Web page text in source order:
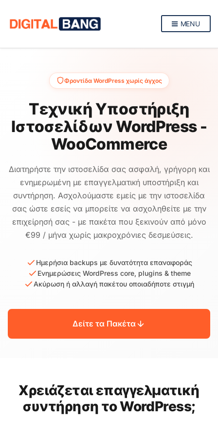
MENU
Φροντίδα WordPress χωρίς άγχος
Τεχνική Υποστήριξη
Ιστοσελίδων WordPress -
WooCommerce
Διατηρήστε την ιστοσελίδα σας ασφαλή, γρήγορη και
ενημερωμένη με επαγγελματική υποστήριξη και
συντήρηση. Ασχολούμαστε εμείς με την ιστοσελίδα
σας ώστε εσείς να μπορείτε να ασχοληθείτε με την
επιχείρησή σας - με πακέτα που ξεκινούν από μόνο
€99 / μήνα χωρίς μακροχρόνιες δεσμεύσεις.
Ημερήσια backups με δυνατότητα επαναφοράς
Ενημερώσεις WordPress core, plugins & theme
Ακύρωση ή αλλαγή πακέτου οποιαδήποτε στιγμή
Δείτε τα Πακέτα
Χρειάζεται επαγγελματική
συντήρηση το WordPress;